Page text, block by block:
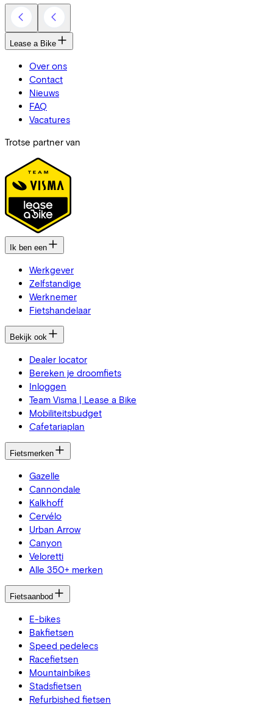
Lease a Bike
Over ons
Contact
Nieuws
FAQ
Vacatures
Trotse partner van
Ik ben een
Werkgever
Zelfstandige
Werknemer
Fietshandelaar
Bekijk ook
Dealer locator
Bereken je droomfiets
Inloggen
Team Visma | Lease a Bike
Mobiliteitsbudget
Cafetariaplan
Fietsmerken
Gazelle
Cannondale
Kalkhoff
Cervélo
Urban Arrow
Canyon
Veloretti
Alle 350+ merken
Fietsaanbod
E-bikes
Bakfietsen
Speed pedelecs
Racefietsen
Mountainbikes
Stadsfietsen
Refurbished fietsen